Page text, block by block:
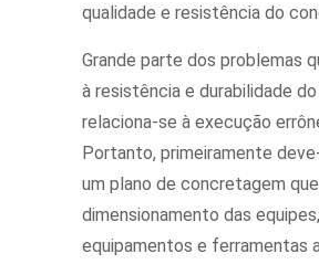
qualidade e resistência do
Grande parte dos problemas
à resistência e durabilidade
relaciona-se à execução
Portanto, primeiramente
um plano de concretagem
dimensionamento das equipes,
equipamentos e ferramentas